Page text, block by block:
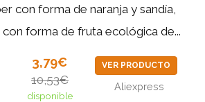
con forma de naranja y sandía,
forma de fruta ecológica de...
3,79€
10,53€
disponible
VER PRODUCTO
Aliexpress